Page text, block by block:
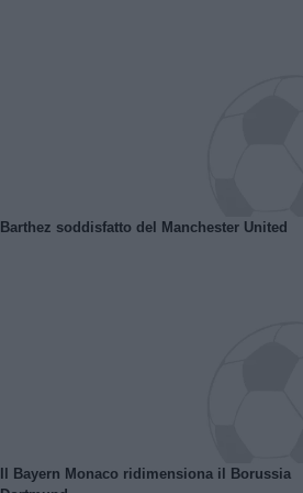
Barthez soddisfatto del Manchester United
Il Bayern Monaco ridimensiona il Borussia